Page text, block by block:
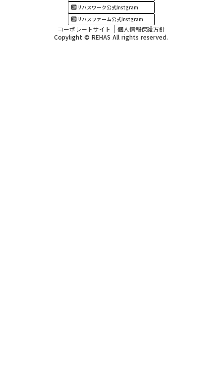
リハスワーク公式Instgram
リハスファーム公式Instgram
コーポレートサイト
個人情報保護方針
Copylight © REHAS All rights reserved.